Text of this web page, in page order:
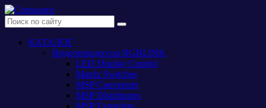
КАТАЛОГ
Видеопроцессор RGBLINK
LED Display Control
Matrix Switches
MSP Convertors
MSP Distributors
MSP Extenders